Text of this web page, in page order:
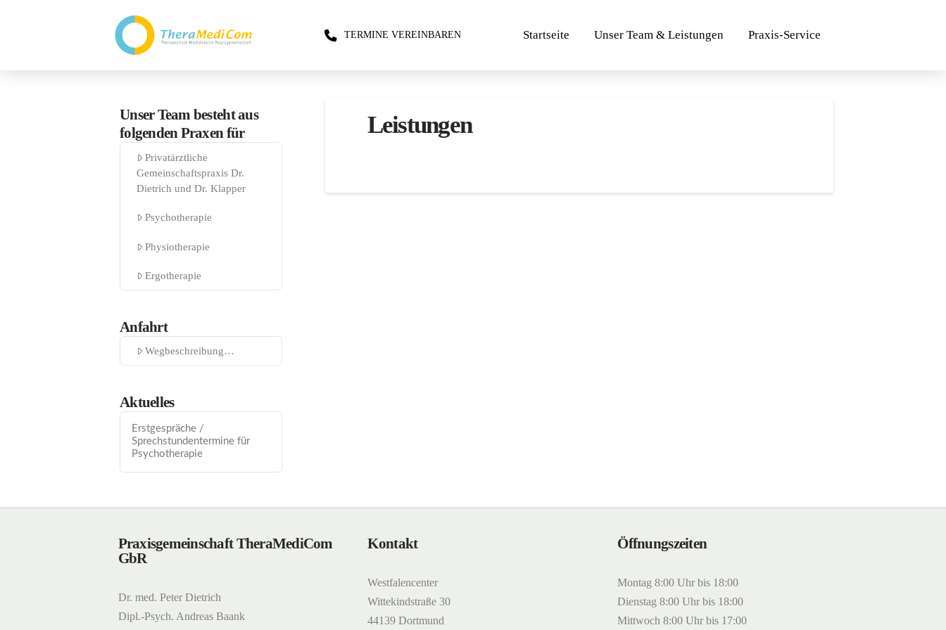
TERMINE VEREINBAREN Startseite Unser Team & Leistungen Praxis-Service
Leistungen
Unser Team besteht aus
folgenden Praxen für
Privatärztliche
Gemeinschaftspraxis Dr.
Dietrich und Dr. Klapper
Psychotherapie
Physiotherapie
Ergotherapie
Anfahrt
Wegbeschreibung…
Aktuelles
Erstgespräche /
Sprechstundentermine für
Psychotherapie
Praxisgemeinschaft TheraMediCom
GbR
Dr. med. Peter Dietrich
Dipl.-Psych. Andreas Baank
Kontakt
Westfalencenter
Wittekindstraße 30
44139 Dortmund
Öffnungszeiten
Montag 8:00 Uhr bis 18:00
Dienstag 8:00 Uhr bis 18:00
Mittwoch 8:00 Uhr bis 17:00